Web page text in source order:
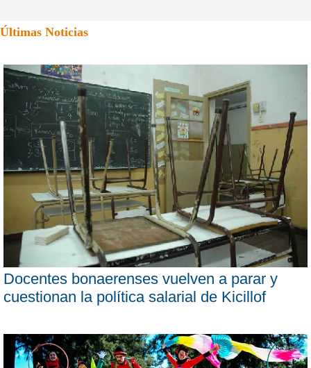
Últimas Noticias
Docentes bonaerenses vuelven a parar y
cuestionan la política salarial de Kicillof